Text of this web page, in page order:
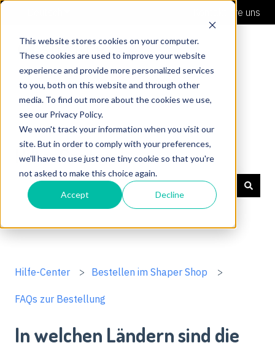
This website stores cookies on your computer.
These cookies are used to improve your website
experience and provide more personalized services
to you, both on this website and through other
media. To find out more about the cookies we use,
see our Privacy Policy.
We won't track your information when you visit our
site. But in order to comply with your preferences,
we'll have to use just one tiny cookie so that you're
not asked to make this choice again.
Accept Decline
Kontaktiere uns
Hilfe-Center
Es gibt keine Vorschläge, da das Suchfeld leer ist.
Hilfe-Center Bestellen im Shaper Shop
FAQs zur Bestellung
In welchen Ländern sind die